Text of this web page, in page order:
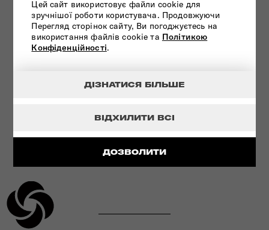
Цей сайт використовує файли cookie для
зручнішої роботи користувача. Продовжуючи
Перегляд сторінок сайту, Ви погоджуєтесь на
використання файлів cookie та Політикою
Конфіденційності.
ДОЗВОЛИТИ
ВІДХИЛИТИ ВСІ
ДІЗНАТИСЯ БІЛЬШЕ
УЛЬТРАМІЦНИЙ МАТЕРІАЛ
ПЕРЕГЛЯНУТИ